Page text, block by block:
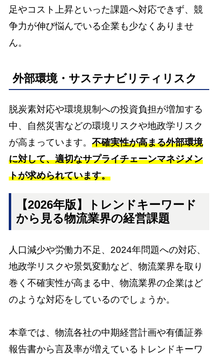
足やコスト上昇といった課題へ対応できず、競
争力が伸び悩んでいる企業も少なくありませ
ん。
外部環境・サステナビリティリスク
脱炭素対応や環境規制への投資負担が増加する
中、自然災害などの環境リスクや地政学リスク
が高まっています。 不確実性が高まる外部環境
に対して、適切なサプライチェーンマネジメン
トが求められています。
【2026年版】トレンドキーワード
から見る物流業界の経営課題
人口減少や労働力不足、2024年問題への対応、
地政学リスクや景気変動など、物流業界を取り
巻く不確実性が高まる中、物流業界の企業はど
のような対応をしているのでしょうか。
本章では、 物流各社の中期経営計画や有価証券
報告書から言及率が増えているトレンドキーワ